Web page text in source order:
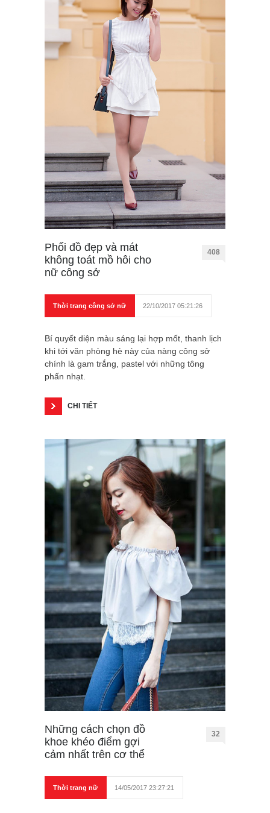
Phối đồ đẹp và mát
không toát mồ hôi cho
nữ công sở
408
Thời trang công sở nữ 22/10/2017 05:21:26
Bí quyết diện màu sáng lại hợp mốt, thanh lịch
khi tới văn phòng hè này của nàng công sở
chính là gam trắng, pastel với những tông
phấn nhạt.
CHI TIẾT
Những cách chọn đồ
khoe khéo điểm gợi
cảm nhất trên cơ thể
32
Thời trang nữ 14/05/2017 23:27:21